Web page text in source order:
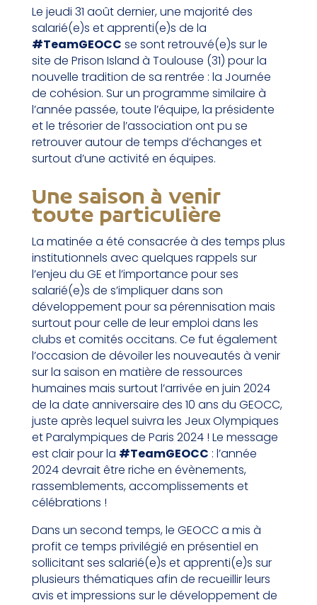
Le jeudi 31 août dernier, une majorité des
salarié(e)s et apprenti(e)s de la
#TeamGEOCC se sont retrouvé(e)s sur le
site de Prison Island à Toulouse (31) pour la
nouvelle tradition de sa rentrée : la Journée
de cohésion. Sur un programme similaire à
l’année passée, toute l’équipe, la présidente
et le trésorier de l’association ont pu se
retrouver autour de temps d’échanges et
surtout d’une activité en équipes.
Une saison à venir
toute particulière
La matinée a été consacrée à des temps plus
institutionnels avec quelques rappels sur
l’enjeu du GE et l’importance pour ses
salarié(e)s de s’impliquer dans son
développement pour sa pérennisation mais
surtout pour celle de leur emploi dans les
clubs et comités occitans. Ce fut également
l’occasion de dévoiler les nouveautés à venir
sur la saison en matière de ressources
humaines mais surtout l’arrivée en juin 2024
de la date anniversaire des 10 ans du GEOCC,
juste après lequel suivra les Jeux Olympiques
et Paralympiques de Paris 2024 ! Le message
est clair pour la #TeamGEOCC : l’année
2024 devrait être riche en évènements,
rassemblements, accomplissements et
célébrations !
Dans un second temps, le GEOCC a mis à
profit ce temps privilégié en présentiel en
sollicitant ses salarié(e)s et apprenti(e)s sur
plusieurs thématiques afin de recueillir leurs
avis et impressions sur le développement de